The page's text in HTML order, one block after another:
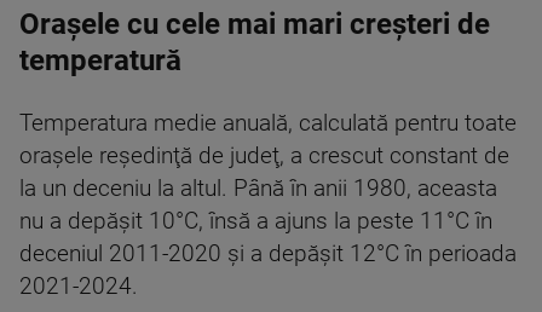
Orașele cu cele mai mari creșteri de
temperatură
Temperatura medie anuală, calculată pentru toate
oraşele reşedinţă de judeţ, a crescut constant de
la un deceniu la altul. Până în anii 1980, aceasta
nu a depăşit 10°C, însă a ajuns la peste 11°C în
deceniul 2011-2020 şi a depăşit 12°C în perioada
2021-2024.